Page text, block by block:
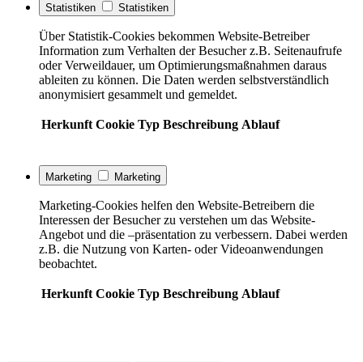
Statistiken Statistiken
Über Statistik-Cookies bekommen Website-Betreiber
Information zum Verhalten der Besucher z.B. Seitenaufrufe
oder Verweildauer, um Optimierungsmaßnahmen daraus
ableiten zu können. Die Daten werden selbstverständlich
anonymisiert gesammelt und gemeldet.
Herkunft Cookie Typ Beschreibung Ablauf
Marketing Marketing
Marketing-Cookies helfen den Website-Betreibern die
Interessen der Besucher zu verstehen um das Website-
Angebot und die –präsentation zu verbessern. Dabei werden
z.B. die Nutzung von Karten- oder Videoanwendungen
beobachtet.
Herkunft Cookie Typ Beschreibung Ablauf